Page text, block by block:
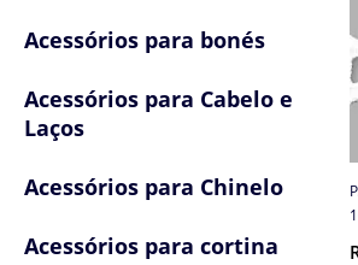
Acessórios para bonés
Acessórios para Cabelo e
Laços
Acessórios para Chinelo
Acessórios para cortina